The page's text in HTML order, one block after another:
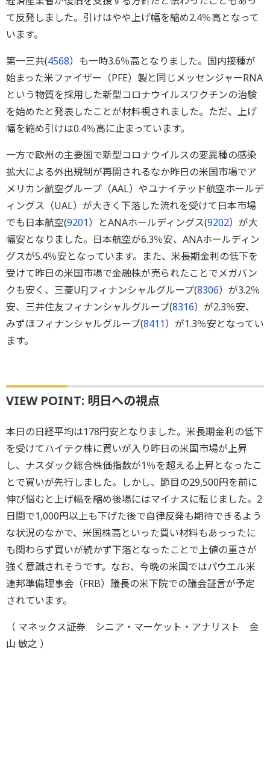
て反発しました。引けはやや上げ幅を縮め2.4％高となって
います。
第一三共(4568）も一時3.6％高となりました。国内接種が
始まった米ファイザー（PFE）製と同じメッセンジャーRNA
という物質を採用した新型コロナウイルスワクチンの治験
を始めたと発表したことが材料視されました。ただ、上げ
幅を縮め引けは0.4％高に止まっています。
一方で欧州の主要国で新型コロナウイルスの変異種の感染
拡大による外出規制が再開されるなか昨日の米国市場でア
メリカン航空グループ（AAL）やユナイテッド航空ホールデ
ィングス（UAL）が大きく下落した流れを受けて日本市場
でも日本航空(9201）とANAホールディングス(9202）が大
幅安となりました。日本航空が6.3％安、ANAホールディン
グスが5.4％安となっています。また、米長期金利の低下を
受けて昨日の米国市場で金融株が売られたことでメガバン
クも安く、三菱UFJフィナンシャルグループ(8306）が3.2％
安、三井住友フィナンシャルグループ(8316）が2.3％安、
みずほフィナンシャルグループ(8411）が1.3％安となってい
ます。
VIEW POINT: 明日への視点
本日の日経平均は178円安となりました。米長期金利の低下
を受けてハイテク株に買いが入り昨日の米国市場が上昇
し、ナスダック総合株価指数が1％を超える上昇となったこ
とで買いが先行しました。しかし、節目の29,500円を前に
伸び悩むと上げ幅を縮め後場にはマイナスに転じました。2
日間で1,000円以上も下げた後で自律反発も期待できるよう
な状況のなかで、米国株高といった買い材料もあっったに
も関わらず買いが続かず下落となったことで上値の重さが
強く意識されそうです。なお、今晩の米国ではパウエル米
連邦準備理事会（FRB）議長の米下院での議会証言が予定
されています。
（ マネックス証券 シニア・マーケット・アナリスト 金
山 敏之 ）